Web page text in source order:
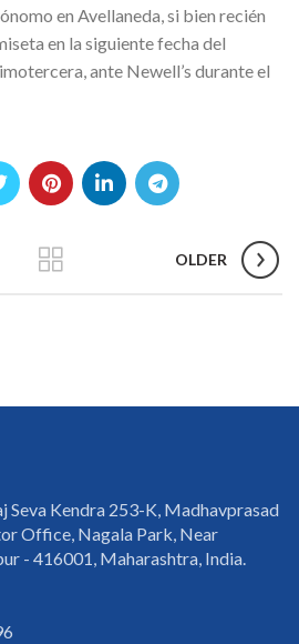
en Avellaneda, si bien recién
en la siguiente fecha del
ante Newell’s durante el
OLDER
Seva Kendra 253-K, Madhavprasad
Office, Nagala Park, Near
- 416001, Maharashtra, India.